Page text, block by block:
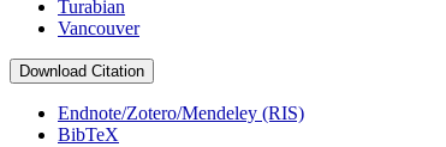
Turabian
Vancouver
Download Citation
Endnote/Zotero/Mendeley (RIS)
BibTeX